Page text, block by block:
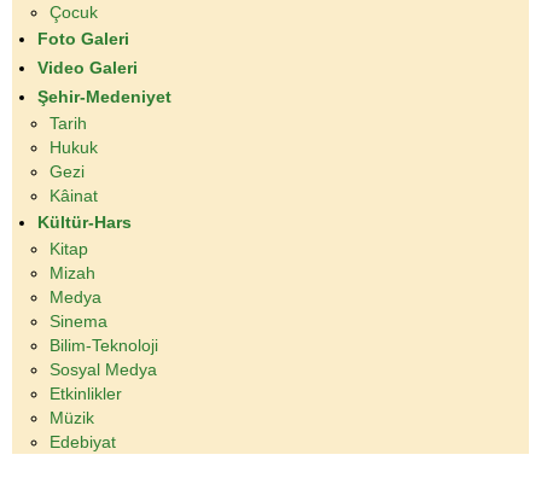
Çocuk
Foto Galeri
Video Galeri
Şehir-Medeniyet
Tarih
Hukuk
Gezi
Kâinat
Kültür-Hars
Kitap
Mizah
Medya
Sinema
Bilim-Teknoloji
Sosyal Medya
Etkinlikler
Müzik
Edebiyat